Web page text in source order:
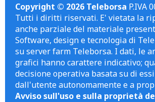
Copyright © 2026 Teleborsa P.IVA
Tutti i diritti riservati. E' vietata la
anche parziale del materiale
Software, design e tecnologia di
su server farm Teleborsa. I dati, le
grafici hanno carattere indicativo;
decisione operativa basata su di
dall'utente autonomamente e a
Avviso sull'uso e sulla proprietà